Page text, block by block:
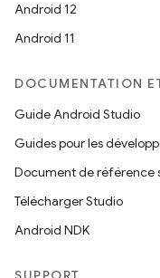
Android 12
Android 11
DOCUMENTATION
Guide Android Studio
Guides pour les
Document de référence
Télécharger Studio
Android NDK